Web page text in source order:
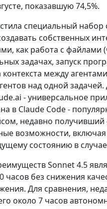
показавшую 74,5%.
специальный набор
собственных
как работа с файлами
задачах, запуск
между
над одной
- универсальное
в Claude Code -
недавно
возможности, включая
состоянию в
Sonnet 4.5
без снижения
Для сравнения,
около 7 часов